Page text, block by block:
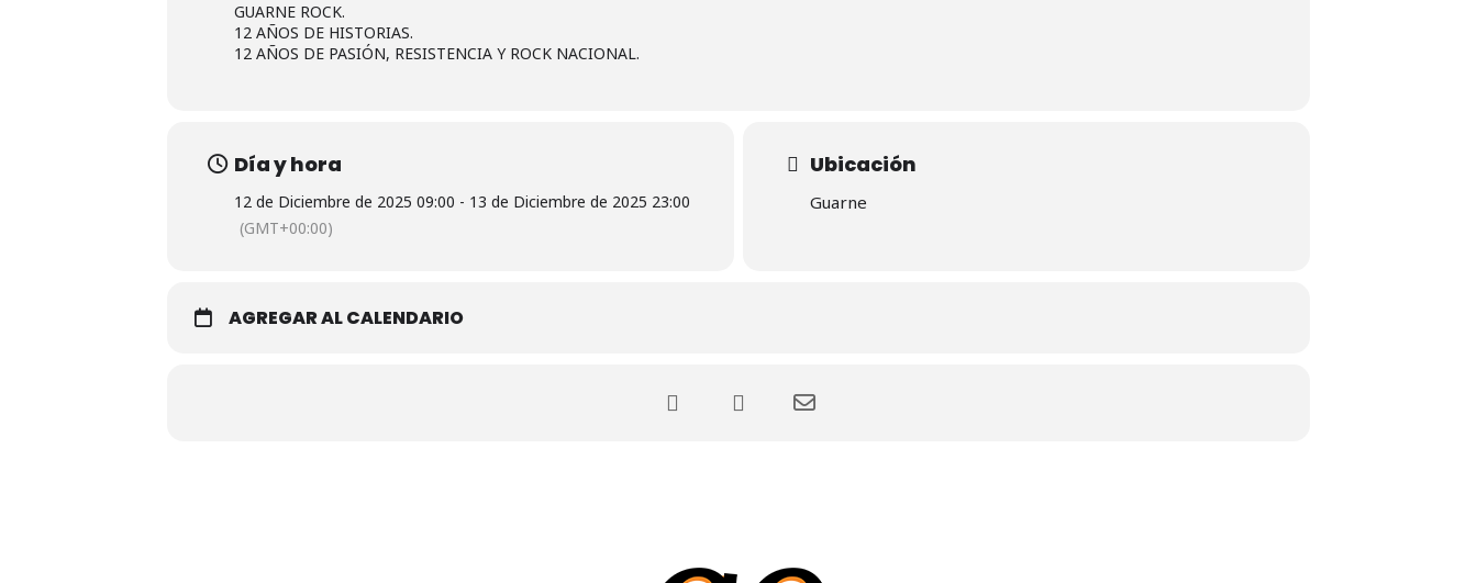
GUARNE ROCK.
12 AÑOS DE HISTORIAS.
12 AÑOS DE PASIÓN, RESISTENCIA Y ROCK NACIONAL.
Día y hora
12 de Diciembre de 2025 09:00 - 13 de Diciembre de 2025 23:00
(GMT+00:00)
Ubicación
Guarne
AGREGAR AL CALENDARIO